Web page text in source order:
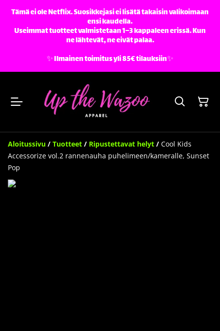
Tämä ei ole Netflix. Suosikkejasi ei lisätä takaisin valikoimaan
ensi kaudella.
Useimmat tuotteet valmistetaan 1–3 kappaleen erissä. Kun
ne lähtevät, ne eivät palaa.
✨️ Ilmainen toimitus yli 85€ tilauksiin✨️
Aloitussivu / Tuotteet / Ripustettavat helyt / Cool Kids
Accessorize vol.2 rannenauha puhelimeen/kameralle, Sunset
Pop